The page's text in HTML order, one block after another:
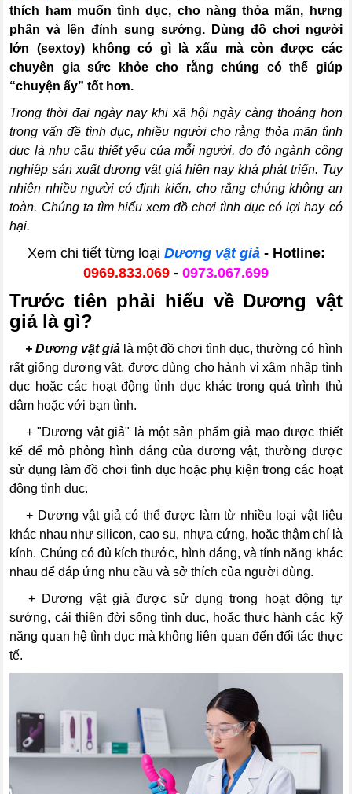
thích ham muốn tình dục, cho nàng thỏa mãn, hưng
phấn và lên đỉnh sung sướng. Dùng đồ chơi người
lớn (sextoy) không có gì là xấu mà còn được các
chuyên gia sức khỏe cho rằng chúng có thể giúp
“chuyện ấy” tốt hơn.
Trong thời đại ngày nay khi xã hội ngày càng thoáng hơn
trong vấn đề tình dục, nhiều người cho rằng thỏa mãn tình
dục là nhu cầu thiết yếu của mỗi người, do đó ngành công
nghiệp sản xuất dương vật giả hiện nay khá phát triển. Tuy
nhiên nhiều người có định kiến, cho rằng chúng không an
toàn. Chúng ta tìm hiểu xem đồ chơi tình dục có lợi hay có
hại.
Xem chi tiết từng loại Dương vật giả- Hotline:
0969.833.069 - 0973.067.699
Trước tiên phải hiểu về Dương vật
giả là gì?
+ Dương vật giảlà một đồ chơi tình dục, thường có hình
rất giống dương vật, được dùng cho hành vi xâm nhập tình
dục hoặc các hoạt động tình dục khác trong quá trình thủ
dâm hoặc với bạn tình.
+ "Dương vật giả" là một sản phẩm giả mạo được thiết
kế để mô phỏng hình dáng của dương vật, thường được
sử dụng làm đồ chơi tình dục hoặc phụ kiện trong các hoạt
động tình dục.
+ Dương vật giả có thể được làm từ nhiều loại vật liệu
khác nhau như silicon, cao su, nhựa cứng, hoặc thậm chí là
kính. Chúng có đủ kích thước, hình dáng, và tính năng khác
nhau để đáp ứng nhu cầu và sở thích của người dùng.
+ Dương vật giả được sử dụng trong hoạt động tự
sướng, cải thiện đời sống tình dục, hoặc thực hành các kỹ
năng quan hệ tình dục mà không liên quan đến đối tác thực
tế.